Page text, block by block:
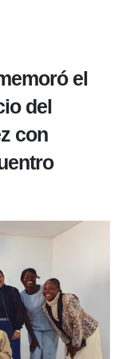
el
del
con